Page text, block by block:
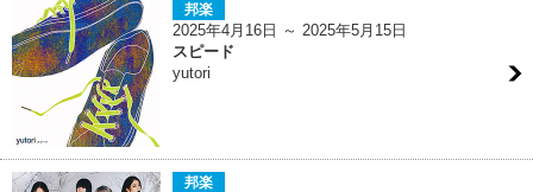
邦楽
2025年4月16日 ～ 2025年5月15日
スピード
yutori
邦楽